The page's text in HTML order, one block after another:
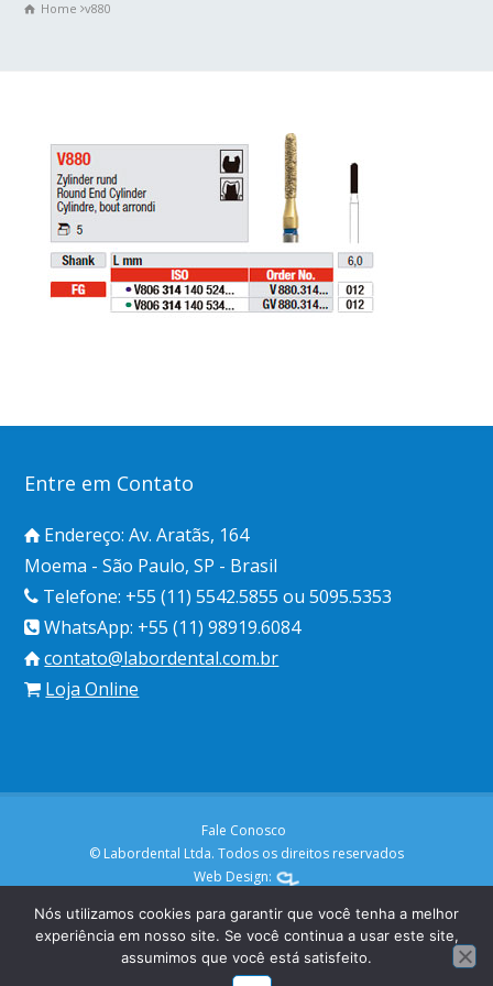
Home v880
Entre em Contato
Endereço: Av. Aratãs, 164
Moema - São Paulo, SP - Brasil
Telefone: +55 (11) 5542.5855 ou 5095.5353
WhatsApp: +55 (11) 98919.6084
contato@labordental.com.br
Loja Online
Fale Conosco
© Labordental Ltda. Todos os direitos reservados
Web Design:
Nós utilizamos cookies para garantir que você tenha a melhor
experiência em nosso site. Se você continua a usar este site,
assumimos que você está satisfeito.